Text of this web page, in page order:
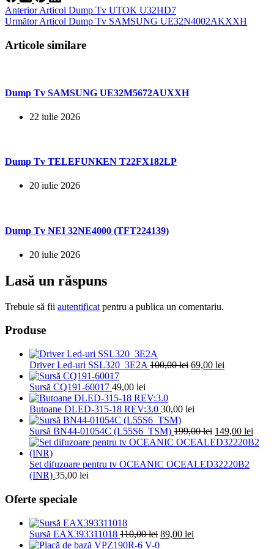
AnteriorArticol Dump Tv UTOK U32HD7
UrmătorArticol Dump Tv SAMSUNG UE32N4002AKXXH
Articole similare
Dump Tv SAMSUNG UE32M5672AUXXH
22 iulie 2026
Dump Tv TELEFUNKEN T22FX182LP
20 iulie 2026
Dump Tv NEI 32NE4000 (TFT224139)
20 iulie 2026
Lasă un răspuns
Trebuie să fii autentificat pentru a publica un comentariu.
Produse
Driver Led-uri SSL320_3E2A 100,00lei Prețul
100,00 lei.
69,00 lei
Sursă CQ191-60017 49,00 lei
Butoane DLED-315-18 REV:3.0 30,00 lei
Sursă BN44-01054C (L55S6_TSM) 199,00lei Prețul
inițial
fost:
149,00 lei
Set difuzoare pentru tv OCEANIC OCEALED32220B2
(INR) 35,00 lei
Oferte speciale
Sursă EAX393311018 110,00lei Prețul
89,00 lei